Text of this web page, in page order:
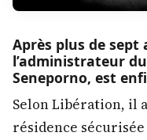
Après plus de sept
l’administrateur
Seneporno, est
Selon Libération, il
résidence